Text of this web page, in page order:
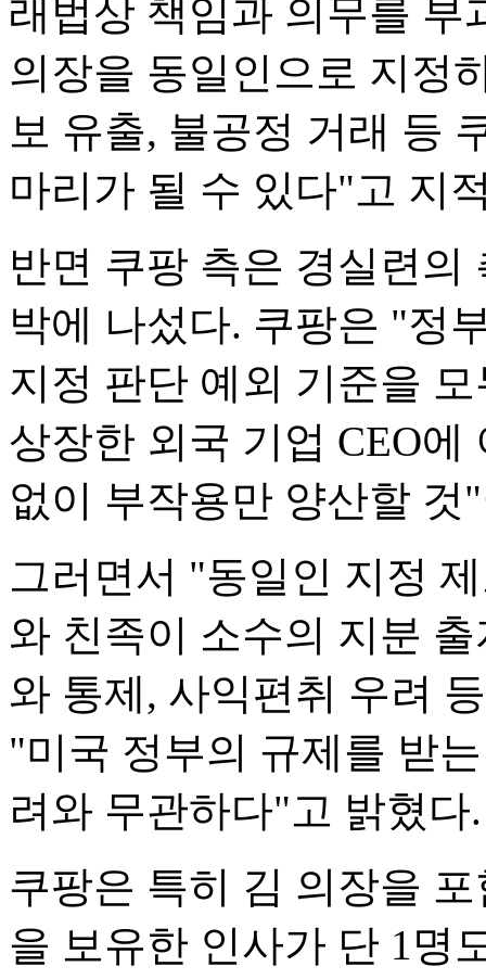
래법상 책임과 의무를
의장을 동일인으로 지정
보 유출, 불공정 거래 등
마리가 될 수 있다"고 지
반면 쿠팡 측은 경실련의
박에 나섰다. 쿠팡은 "정
지정 판단 예외 기준을
상장한 외국 기업 CEO
없이 부작용만 양산할 것
그러면서 "동일인 지정
와 친족이 소수의 지분
와 통제, 사익편취 우려
"미국 정부의 규제를 받
려와 무관하다"고 밝혔다.
쿠팡은 특히 김 의장을
을 보유한 인사가 단 1명